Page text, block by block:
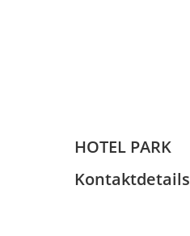
HOTEL PARK
Kontaktdetails